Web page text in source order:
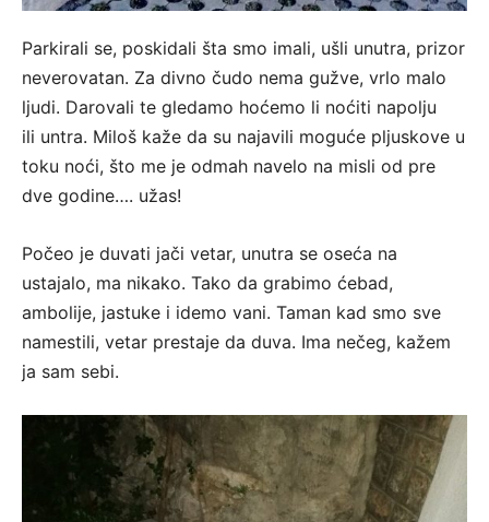
Parkirali se, poskidali šta smo imali, ušli unutra, prizor
neverovatan. Za divno čudo nema gužve, vrlo malo
ljudi. Darovali te gledamo hoćemo li noćiti napolju
ili untra. Miloš kaže da su najavili moguće pljuskove u
toku noći, što me je odmah navelo na misli od pre
dve godine…. užas!
Počeo je duvati jači vetar, unutra se oseća na
ustajalo, ma nikako. Tako da grabimo ćebad,
ambolije, jastuke i idemo vani. Taman kad smo sve
namestili, vetar prestaje da duva. Ima nečeg, kažem
ja sam sebi.